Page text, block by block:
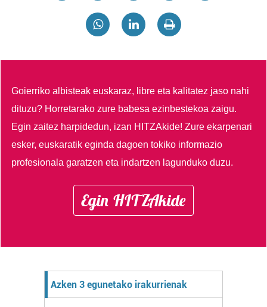
Goierriko albisteak euskaraz, libre eta kalitatez jaso nahi
dituzu? Horretarako zure babesa ezinbestekoa zaigu.
Egin zaitez harpidedun, izan HITZAkide!Zure ekarpenari
esker, euskaratik eginda dagoen tokiko informazio
profesionala garatzen eta indartzen lagunduko duzu.
Egin HITZAkide
Azken 3 egunetako irakurrienak